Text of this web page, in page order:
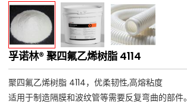
孚诺林® 聚四氟乙烯树脂 4114
聚四氟乙烯树脂 4114，优柔韧性,高熔粘度
适用于制造隔膜和波纹管等需要反复弯曲的部件。